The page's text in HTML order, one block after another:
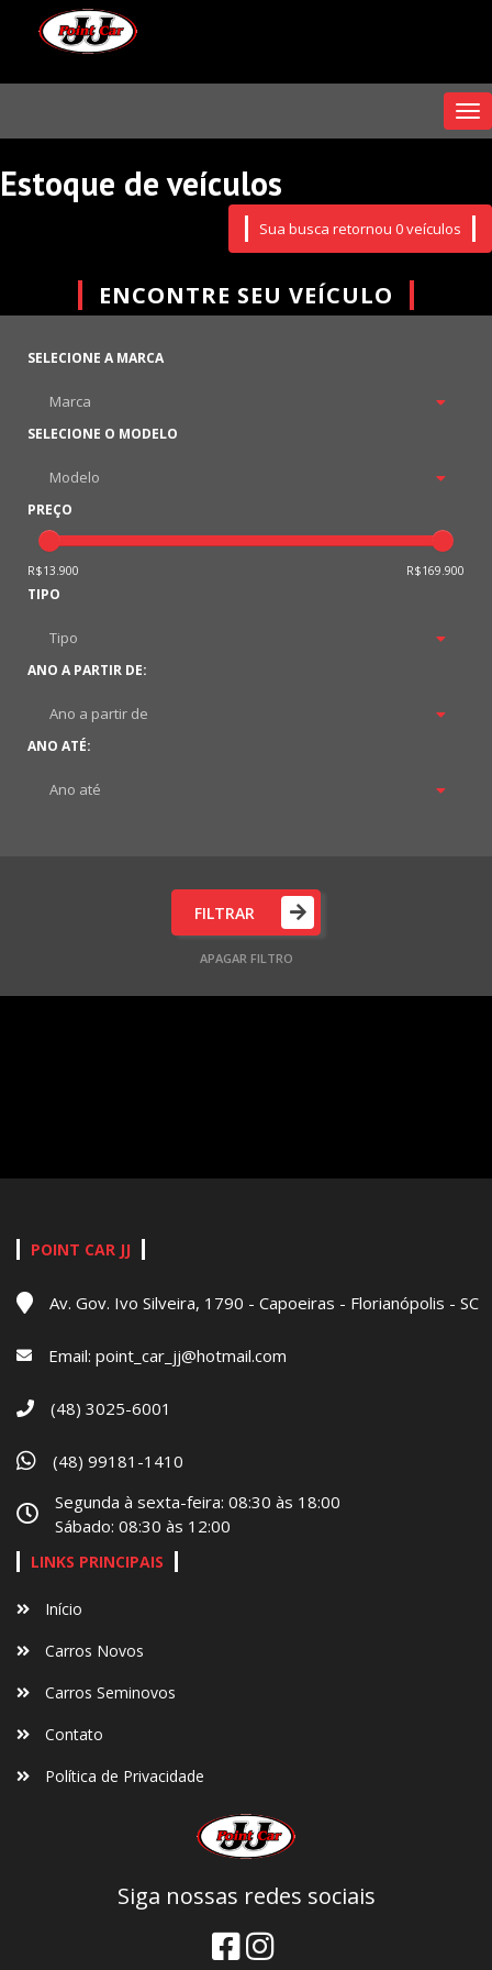
Estoque de veículos
Sua busca retornou 0 veículos
ENCONTRE SEU VEÍCULO
SELECIONE A MARCA
SELECIONE O MODELO
PREÇO
R$13.900 R$169.900
TIPO
ANO A PARTIR DE:
ANO ATÉ:
FILTRAR
APAGAR FILTRO
POINT CAR JJ
Av. Gov. Ivo Silveira, 1790 - Capoeiras - Florianópolis - SC
Email: point_car_jj@hotmail.com
(48) 3025-6001
(48) 99181-1410
Segunda à sexta-feira: 08:30 às 18:00
Sábado: 08:30 às 12:00
LINKS PRINCIPAIS
Início
Carros Novos
Carros Seminovos
Contato
Política de Privacidade
Siga nossas redes sociais